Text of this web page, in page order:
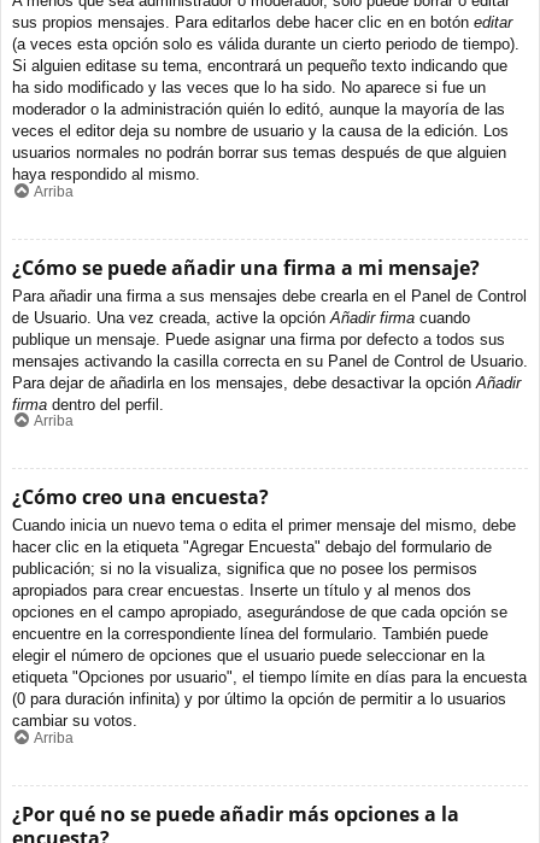
sus propios mensajes. Para editarlos debe hacer clic en en botón editar
(a veces esta opción solo es válida durante un cierto periodo de tiempo).
Si alguien editase su tema, encontrará un pequeño texto indicando que
ha sido modificado y las veces que lo ha sido. No aparece si fue un
moderador o la administración quién lo editó, aunque la mayoría de las
veces el editor deja su nombre de usuario y la causa de la edición. Los
usuarios normales no podrán borrar sus temas después de que alguien
haya respondido al mismo.
Arriba
¿Cómo se puede añadir una firma a mi mensaje?
Para añadir una firma a sus mensajes debe crearla en el Panel de Control
de Usuario. Una vez creada, active la opción Añadir firma cuando
publique un mensaje. Puede asignar una firma por defecto a todos sus
mensajes activando la casilla correcta en su Panel de Control de Usuario.
Para dejar de añadirla en los mensajes, debe desactivar la opción Añadir
firma dentro del perfil.
Arriba
¿Cómo creo una encuesta?
Cuando inicia un nuevo tema o edita el primer mensaje del mismo, debe
hacer clic en la etiqueta "Agregar Encuesta" debajo del formulario de
publicación; si no la visualiza, significa que no posee los permisos
apropiados para crear encuestas. Inserte un título y al menos dos
opciones en el campo apropiado, asegurándose de que cada opción se
encuentre en la correspondiente línea del formulario. También puede
elegir el número de opciones que el usuario puede seleccionar en la
etiqueta "Opciones por usuario", el tiempo límite en días para la encuesta
(0 para duración infinita) y por último la opción de permitir a lo usuarios
cambiar su votos.
Arriba
¿Por qué no se puede añadir más opciones a la